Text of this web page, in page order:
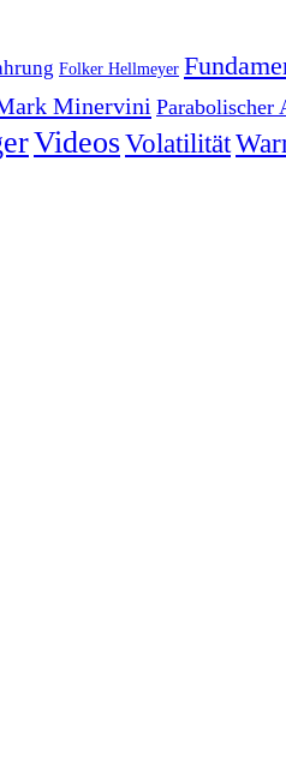
Folker Hellmeyer
Minervini Parabolischer
VideosVolatilität